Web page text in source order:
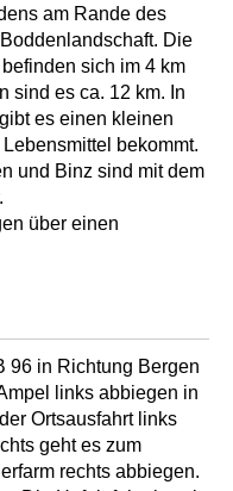
am Rande des
Die
sich im 4 km
sind es ca. 12 km. In
es einen kleinen
bekommt.
und Binz sind mit dem
über einen
96 in Richtung Bergen
links abbiegen in
Ortsausfahrt links
geht es zum
rechts abbiegen.